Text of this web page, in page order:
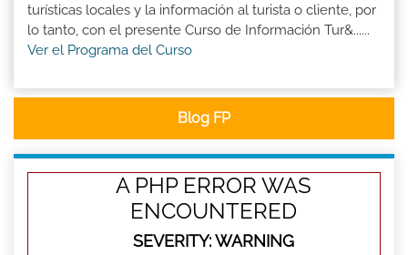
turísticas locales y la información al turista o cliente, por
lo tanto, con el presente Curso de Información Tur&......
Ver el Programa del Curso
Blog FP
A PHP ERROR WAS
ENCOUNTERED
SEVERITY: WARNING